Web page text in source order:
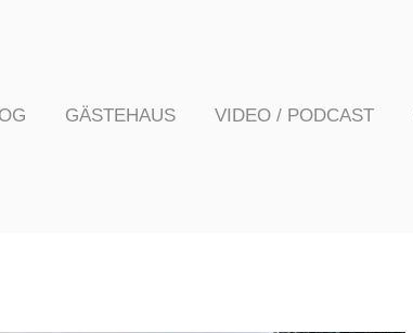
GÄSTEHAUS VIDEO / PODCAST